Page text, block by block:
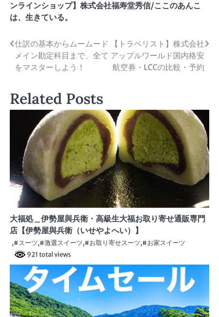
ンラインショップ】株式会社福寿堂秀信/ここのあんこ
は、生きている。
投
稿
ビ
ョ
ン
仕訳の基本からムームード
メイン勘定科目まで、全て
をマスターしよう！
【トラベリスト】株式会社
アップルワールド国内格安
航空券・LCCの比較・予約
Related Posts
大福処＿伊勢屋與兵衛・高級生大福お取り寄せ通販専門
店【伊勢屋與兵衛（いせやよへい）】
,#スーツ,#激選スイーツ,#お取り寄せスーツ,#お家スイーツ
921 total views